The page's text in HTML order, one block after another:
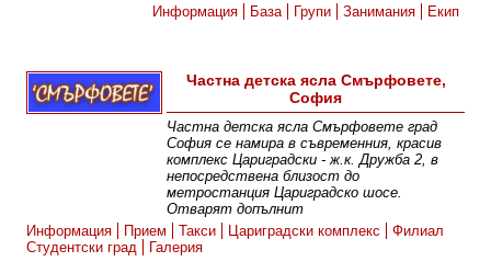
Информация
База Групи Занимания Екип
Частна детска ясла Смърфовете,
София
Частна детска ясла Смърфовете град
София се намира в съвременния, красив
комплекс Цариградски - ж.к. Дружба 2, в
непосредствена близост до
метростанция Цариградско шосе.
Отварят допълнит
Информация
Прием Такси Цариградски комплекс
Филиал
Студентски град
Галерия